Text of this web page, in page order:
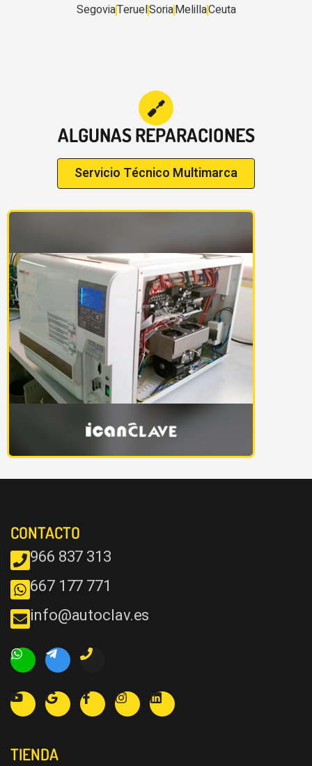
SegoviaTeruelSoriaMelillaCeuta
ALGUNAS REPARACIONES
Servicio Técnico Multimarca
CONTACTO
966 837 313
667 177 771
info@autoclav.es
TIENDA